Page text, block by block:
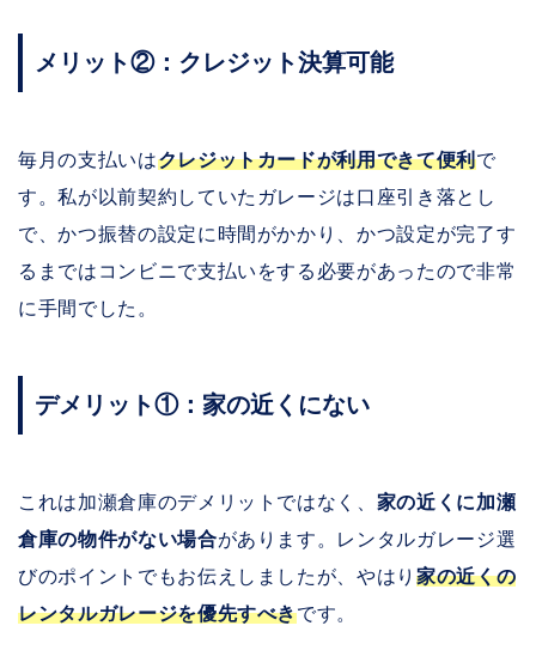
メリット②：クレジット決算可能
毎月の支払いはクレジットカードが利用できて便利で
す。私が以前契約していたガレージは口座引き落とし
で、かつ振替の設定に時間がかかり、かつ設定が完了す
るまではコンビニで支払いをする必要があったので非常
に手間でした。
デメリット①：家の近くにない
これは加瀬倉庫のデメリットではなく、 家の近くに加瀬
倉庫の物件がない場合があります。レンタルガレージ選
びのポイントでもお伝えしましたが、やはり家の近くの
レンタルガレージを優先すべきです。